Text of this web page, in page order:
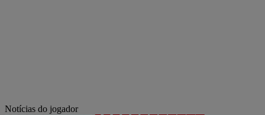
Notícias do jogador